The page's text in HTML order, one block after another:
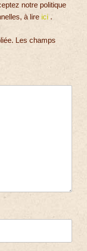
notre politique
à lire ici .
Les champs